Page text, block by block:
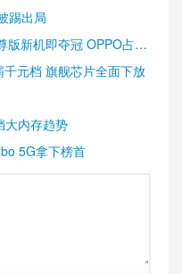
踢出局
版新机即夺冠 OPPO占据
元档 旗舰芯片全面下放
大内存趋势
5G拿下榜首